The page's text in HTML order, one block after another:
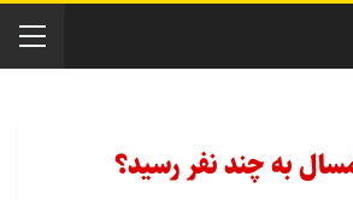
به چند نفر رسید؟